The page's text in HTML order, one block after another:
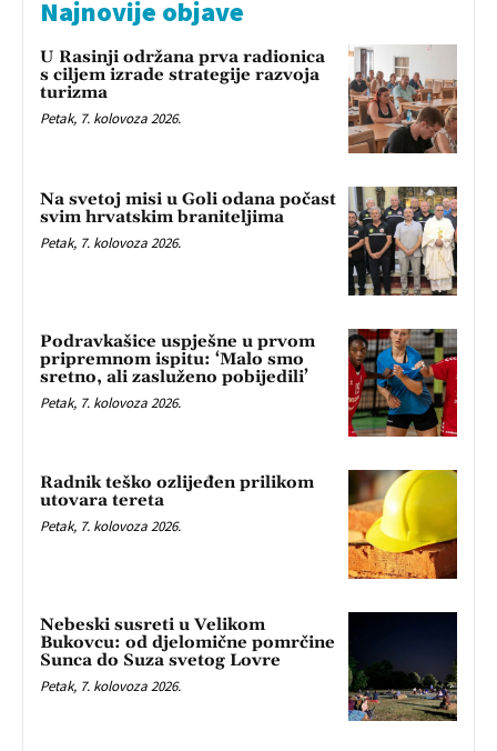
Najnovije objave
U Rasinji održana prva radionica
s ciljem izrade strategije razvoja
turizma
Petak, 7. kolovoza 2026.
Na svetoj misi u Goli odana počast
svim hrvatskim braniteljima
Petak, 7. kolovoza 2026.
Podravkašice uspješne u prvom
pripremnom ispitu: ‘Malo smo
sretno, ali zasluženo pobijedili’
Petak, 7. kolovoza 2026.
Radnik teško ozlijeđen prilikom
utovara tereta
Petak, 7. kolovoza 2026.
Nebeski susreti u Velikom
Bukovcu: od djelomične pomrčine
Sunca do Suza svetog Lovre
Petak, 7. kolovoza 2026.